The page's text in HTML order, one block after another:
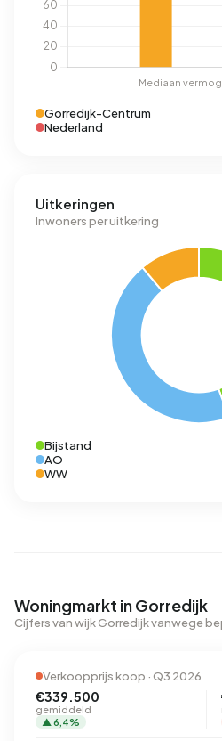
Gorredijk-Centrum
Nederland
Uitkeringen
Inwoners per uitkering
Bijstand
AO
WW
Woningmarkt in Gorredijk
Cijfers van wijk Gorredijk vanwege
Verkoopprijs koop · Q3 2026
€339.500
gemiddeld
▲ 6,4%